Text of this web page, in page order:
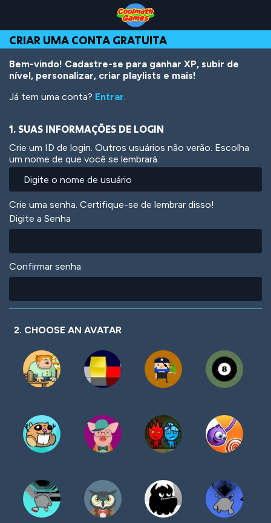
Top
of
Page
Navigation
Main
Content
Footer
o
conteúdo
principal
CRIAR UMA CONTA GRATUITA
Bem-vindo! Cadastre-se para ganhar XP, subir de
nível, personalizar, criar playlists e mais!
Já tem uma conta? Entrar.
1. SUAS INFORMAÇÕES DE LOGIN
Crie um ID de login. Outros usuários não verão. Escolha
um nome de que você se lembrará.
Crie uma senha. Certifique-se de lembrar disso!
Digite a Senha
Confirmar senha
2. CHOOSE AN AVATAR